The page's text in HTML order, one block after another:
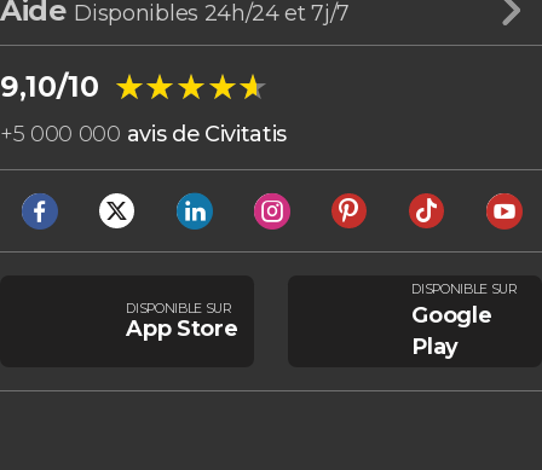
Aide Disponibles 24h/24 et 7j/7
9,10/10 ★★★★★
★★★★★
+5 000 000 avis de Civitatis
DISPONIBLE SUR
App Store
DISPONIBLE SUR
Google
Play